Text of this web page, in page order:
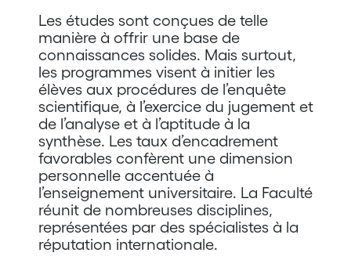
Les études sont conçues de telle
manière à offrir une base de
connaissances solides. Mais surtout,
les programmes visent à initier les
élèves aux procédures de l’enquête
scientifique, à l’exercice du jugement et
de l’analyse et à l’aptitude à la
synthèse. Les taux d’encadrement
favorables confèrent une dimension
personnelle accentuée à
l’enseignement universitaire. La Faculté
réunit de nombreuses disciplines,
représentées par des spécialistes à la
réputation internationale.